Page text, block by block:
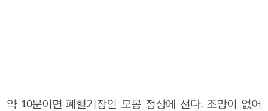
약 10분이면 폐헬기장인 모봉 정상에 선다. 조망이 없어